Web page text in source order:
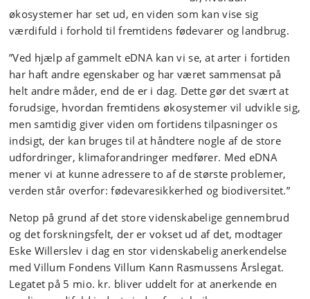
økosystemer har set ud, en viden som kan vise sig
værdifuld i forhold til fremtidens fødevarer og landbrug.
”Ved hjælp af gammelt eDNA kan vi se, at arter i fortiden
har haft andre egenskaber og har været sammensat på
helt andre måder, end de er i dag. Dette gør det svært at
forudsige, hvordan fremtidens økosystemer vil udvikle sig,
men samtidig giver viden om fortidens tilpasninger os
indsigt, der kan bruges til at håndtere nogle af de store
udfordringer, klimaforandringer medfører. Med eDNA
mener vi at kunne adressere to af de største problemer,
verden står overfor: fødevaresikkerhed og biodiversitet.”
Netop på grund af det store videnskabelige gennembrud
og det forskningsfelt, der er vokset ud af det, modtager
Eske Willerslev i dag en stor videnskabelig anerkendelse
med Villum Fondens Villum Kann Rasmussens Årslegat.
Legatet på 5 mio. kr. bliver uddelt for at anerkende en